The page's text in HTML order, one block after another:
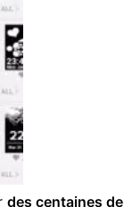
des centaines de